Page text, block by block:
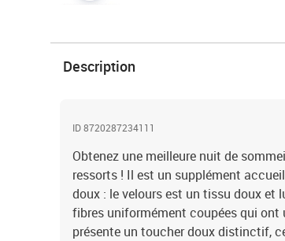
Description
ID 8720287234111
Obtenez une meilleure nuit de
ressorts ! Il est un supplément
doux : le velours est un tissu doux et
fibres uniformément coupées qui ont
présente un toucher doux distinctif,